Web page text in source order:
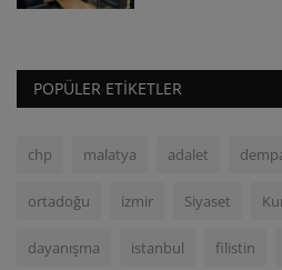
POPÜLER ETIKETLER
chp malatya adalet
ortadoğu izmir Siyaset
dayanışma istanbul filistin